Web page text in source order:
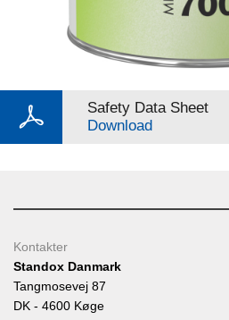
Safety Data Sheet
Download
Kontakter
Standox Danmark
Tangmosevej 87
DK - 4600 Køge